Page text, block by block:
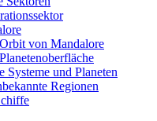
Orbit von Mandalore
Planetenoberfläche
Systeme und Planeten
Regionen